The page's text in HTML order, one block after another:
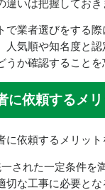
違いは把握しておき
で業者選びをする
人気順や知名度と
うか確認することを
に依頼するメリ
に依頼するメリット
された一定条件を
切な工事に必要と